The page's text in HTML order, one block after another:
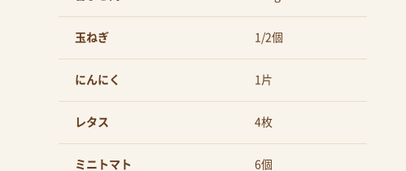
玉ねぎ 1/2個
にんにく 1片
レタス 4枚
ミニトマト 6個